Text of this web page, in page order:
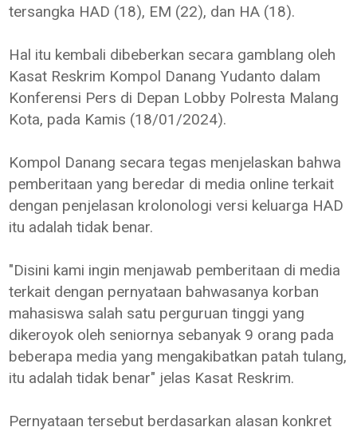
tersangka HAD (18), EM (22), dan HA (18).
Hal itu kembali dibeberkan secara gamblang oleh
Kasat Reskrim Kompol Danang Yudanto dalam
Konferensi Pers di Depan Lobby Polresta Malang
Kota, pada Kamis (18/01/2024).
Kompol Danang secara tegas menjelaskan bahwa
pemberitaan yang beredar di media online terkait
dengan penjelasan krolonologi versi keluarga HAD
itu adalah tidak benar.
"Disini kami ingin menjawab pemberitaan di media
terkait dengan pernyataan bahwasanya korban
mahasiswa salah satu perguruan tinggi yang
dikeroyok oleh seniornya sebanyak 9 orang pada
beberapa media yang mengakibatkan patah tulang,
itu adalah tidak benar" jelas Kasat Reskrim.
Pernyataan tersebut berdasarkan alasan konkret